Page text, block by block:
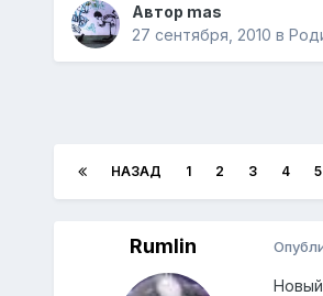
Автор mas
27 сентября, 2010 в
НАЗАД 1 2 3 4 5
Rumlin